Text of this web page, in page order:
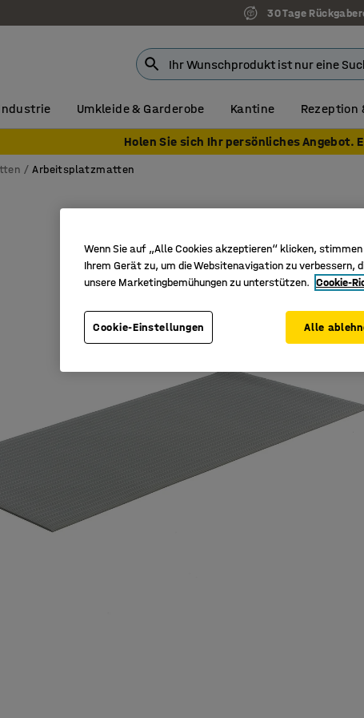
30 Tage
Umkleide & Garderobe Kantine Rezeption
Holen Sie sich Ihr persönliches Angebot.
Arbeitsplatzmatten
Wenn Sie auf „Alle Cookies akzeptieren“ klicken,
Ihrem Gerät zu, um die Websitenavigation zu verbessern,
unsere Marketingbemühungen zu unterstützen. Cookie-
Cookie-Einstellungen Alle